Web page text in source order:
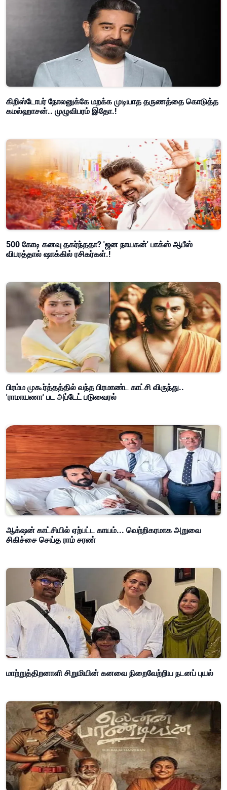
கிறிஸ்டோபர் நோலனுக்கே மறக்க முடியாத தருணத்தை கொடுத்த
கமல்ஹாசன்.. முழுவிபரம் இதோ.!
500 கோடி கனவு தகர்ந்ததா? 'ஜன நாயகன்' பாக்ஸ் ஆபீஸ்
விபரத்தால் ஷாக்கில் ரசிகர்கள்.!
பிரம்ம முகூர்த்தத்தில் வந்த பிரமாண்ட காட்சி விருந்து..
'ராமாயணா' பட அப்டேட் படுவைரல்
ஆக்‌ஷன் காட்சியில் ஏற்பட்ட காயம்... வெற்றிகரமாக அறுவை
சிகிச்சை செய்த ராம் சரண்
மாற்றுத்திறனாளி சிறுமியின் கனவை நிறைவேற்றிய நடனப் புயல்